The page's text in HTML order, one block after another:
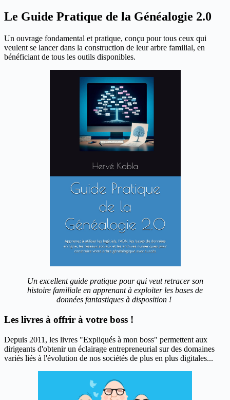
Le Guide Pratique de la Généalogie 2.0
Un ouvrage fondamental et pratique, conçu pour tous ceux qui
veulent se lancer dans la construction de leur arbre familial, en
bénéficiant de tous les outils disponibles.
Un excellent guide pratique pour qui veut retracer son
histoire familiale en apprenant à exploiter les bases de
données fantastiques à disposition !
Les livres à offrir à votre boss !
Depuis 2011, les livres "Expliqués à mon boss" permettent aux
dirigeants d'obtenir un éclairage entrepreneurial sur des domaines
variés liés à l'évolution de nos sociétés de plus en plus digitales...